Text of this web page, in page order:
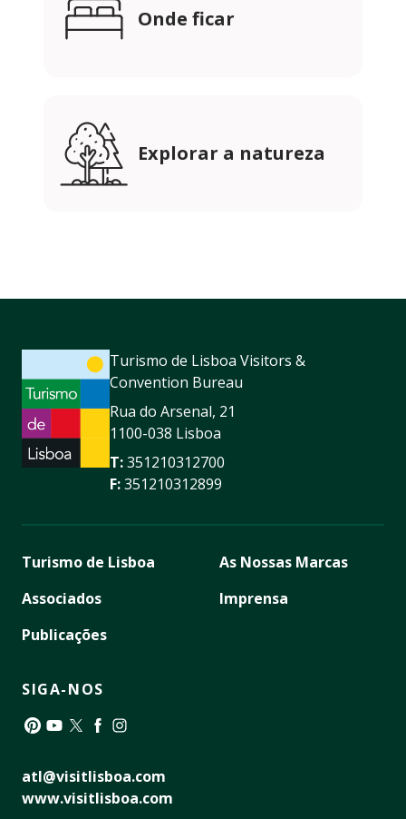
Onde ficar
Explorar a natureza
Turismo de Lisboa Visitors &
Convention Bureau
Rua do Arsenal, 21
1100-038 Lisboa
T:351210312700
F:351210312899
Turismo de Lisboa
Associados
Publicações
As Nossas Marcas
Imprensa
SIGA-NOS
atl@visitlisboa.com
www.visitlisboa.com